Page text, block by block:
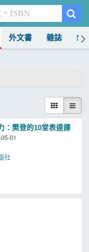
外文書 雜誌
：樊登的10堂表達課
01
社